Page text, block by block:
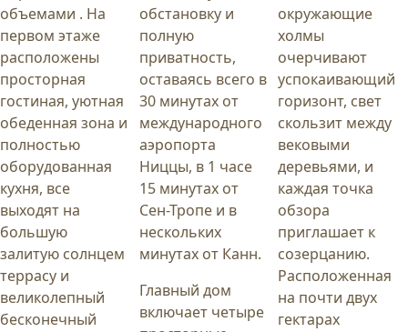
объемами . На
первом этаже
расположены
просторная
гостиная, уютная
обеденная зона и
полностью
оборудованная
кухня, все
выходят на
большую
залитую солнцем
террасу и
великолепный
бесконечный
обстановку и
полную
приватность,
оставаясь всего в
30 минутах от
международного
аэропорта
Ниццы, в 1 часе
15 минутах от
Сен-Тропе и в
нескольких
минутах от Канн.
Главный дом
включает четыре
окружающие
холмы
очерчивают
успокаивающий
горизонт, свет
скользит между
вековыми
деревьями, и
каждая точка
обзора
приглашает к
созерцанию.
Расположенная
на почти двух
гектарах